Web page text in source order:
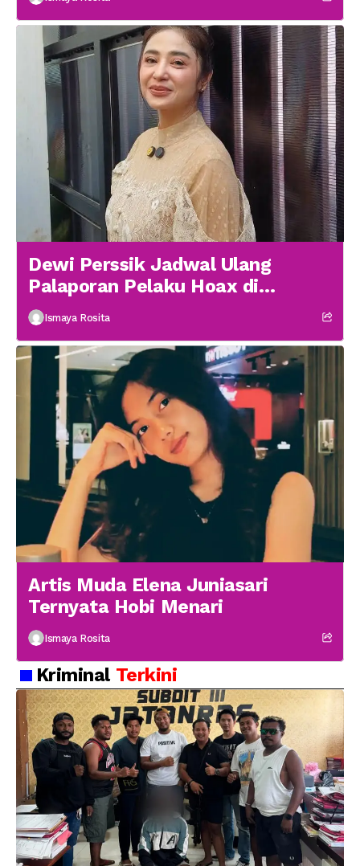
Dewi Perssik Jadwal Ulang
Palaporan Pelaku Hoax di
Medsos
Ismaya Rosita
Artis Muda Elena Juniasari
Ternyata Hobi Menari
Ismaya Rosita
Kriminal Terkini